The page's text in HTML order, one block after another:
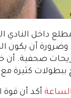
النادي
أن يكون
صحفية. أن
ببطولات كثيرة
الساعة أكد أن